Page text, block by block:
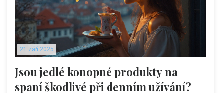
21 září 2025
Jsou jedlé konopné produkty na
spaní škodlivé při denním užívání?